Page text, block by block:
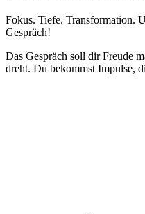
Fokus. Tiefe. Transformation.
Gespräch!
Das Gespräch soll dir Freude
dreht. Du bekommst Impulse,